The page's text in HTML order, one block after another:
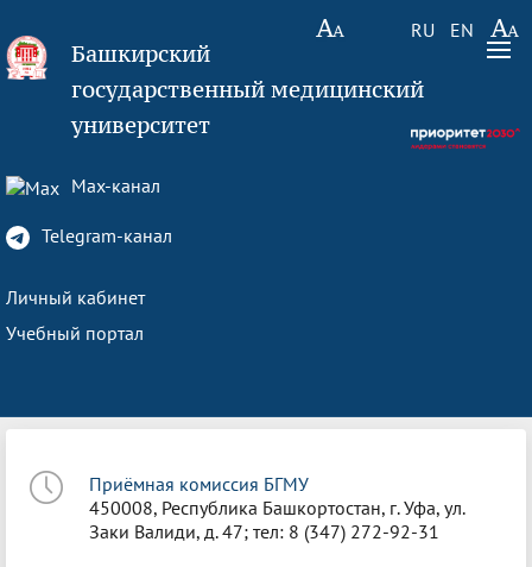
RU EN
Башкирский
государственный медицинский
университет
Max-канал
Telegram-канал
Личный кабинет
Учебный портал
Приёмная комиссия БГМУ
450008, Республика Башкортостан, г. Уфа, ул.
Заки Валиди, д. 47; тел: 8 (347) 272-92-31